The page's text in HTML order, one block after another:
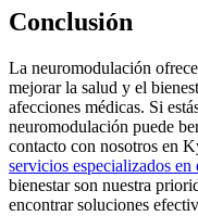
Conclusión
La neuromodulación
mejorar la salud y el
afecciones médicas. Si
neuromodulación puede
contacto con nosotros en
servicios especializados en
bienestar son nuestra
encontrar soluciones